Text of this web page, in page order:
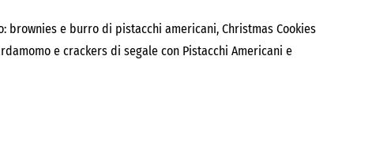
e burro di pistacchi americani, Christmas Cookies
e crackers di segale con Pistacchi Americani e